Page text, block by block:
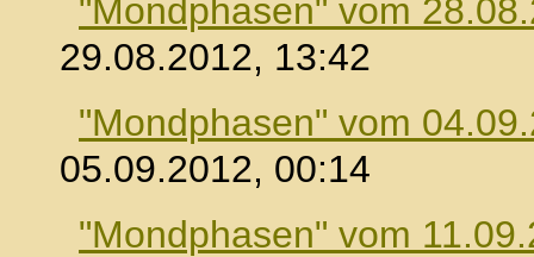
"Mondphasen" vom
29.08.2012, 13:42
"Mondphasen" vom
05.09.2012, 00:14
"Mondphasen" vom